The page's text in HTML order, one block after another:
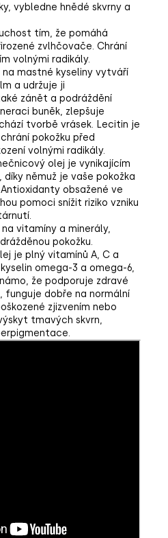
vybledne hnědé skvrny a
tím, že pomáhá
zvlhčovače. Chrání
volnými radikály.
mastné kyseliny vytváří
a udržuje ji
zánět a podráždění
buněk, zlepšuje
tvorbě vrásek. Lecitin je
pokožku před
volnými radikály.
olej je vynikajícím
němuž je vaše pokožka
obsažené ve
pomoci snížit riziko vzniku
vitamíny a minerály,
pokožku.
je plný vitamínů A, C a
omega-3 a omega-6,
že podporuje zdravé
funguje dobře na normální
zjizvením nebo
tmavých skvrn,